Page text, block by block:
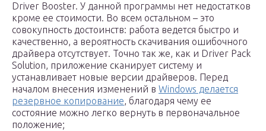
Driver Booster. У данной программы нет недостатков
кроме ее стоимости. Во всем остальном – это
совокупность достоинств: работа ведется быстро и
качественно, а вероятность скачивания ошибочного
драйвера отсутствует. Точно так же, как и Driver Pack
Solution, приложение сканирует систему и
устанавливает новые версии драйверов. Перед
началом внесения изменений в Windows делается
резервное копирование, благодаря чему ее
состояние можно легко вернуть в первоначальное
положение;